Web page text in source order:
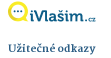
Užitečné odkazy